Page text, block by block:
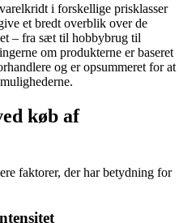
i forskellige prisklasser
et bredt overblik over de
– fra sæt til hobbybrug til
om produkterne er baseret
og er opsummeret for at
køb af
faktorer, der har betydning for